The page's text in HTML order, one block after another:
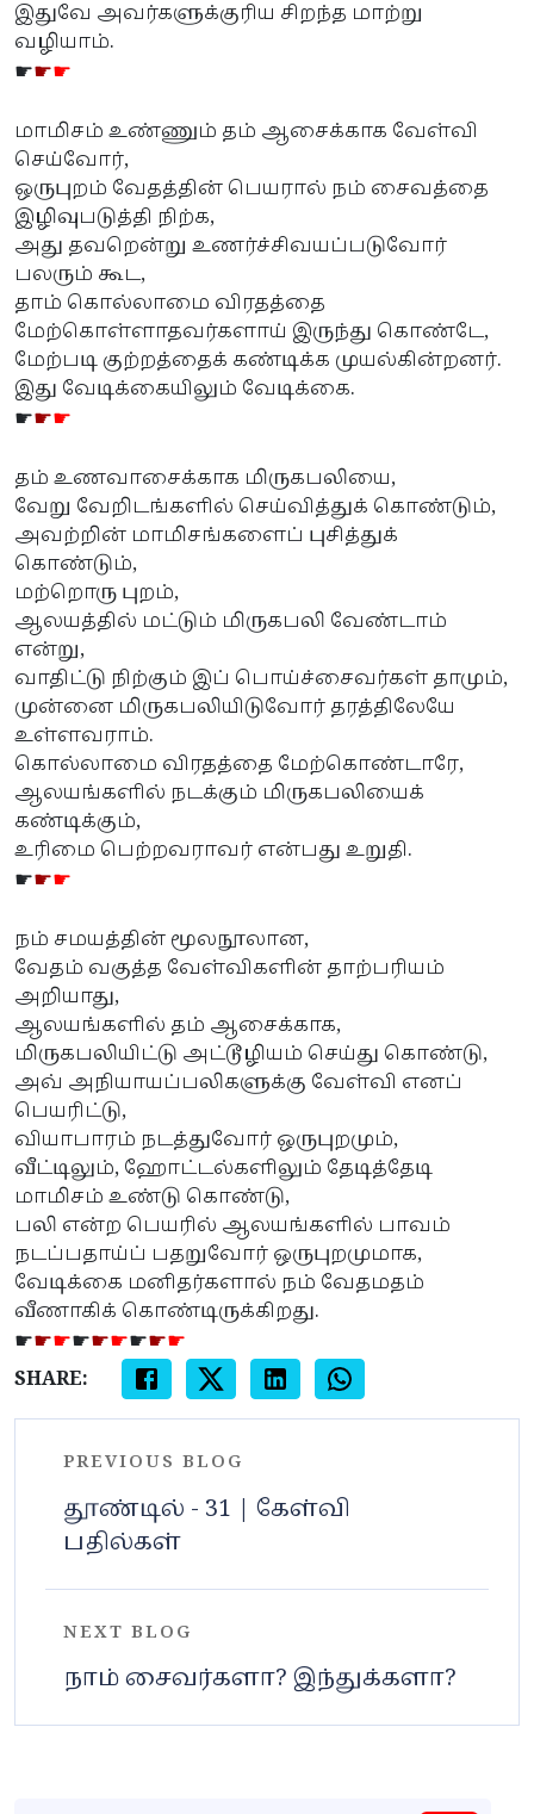
இதுவே அவர்களுக்குரிய சிறந்த மாற்று
வழியாம்.
☛☛☛
மாமிசம் உண்ணும் தம் ஆசைக்காக வேள்வி
செய்வோர்,
ஒருபுறம் வேதத்தின் பெயரால் நம் சைவத்தை
இழிவுபடுத்தி நிற்க,
அது தவறென்று உணர்ச்சிவயப்படுவோர்
பலரும் கூட,
தாம் கொல்லாமை விரதத்தை
மேற்கொள்ளாதவர்களாய் இருந்து கொண்டே,
மேற்படி குற்றத்தைக் கண்டிக்க முயல்கின்றனர்.
இது வேடிக்கையிலும் வேடிக்கை.
☛☛☛
தம் உணவாசைக்காக மிருகபலியை,
வேறு வேறிடங்களில் செய்வித்துக் கொண்டும்,
அவற்றின் மாமிசங்களைப் புசித்துக்
கொண்டும்,
மற்றொரு புறம்,
ஆலயத்தில் மட்டும் மிருகபலி வேண்டாம்
என்று,
வாதிட்டு நிற்கும் இப் பொய்ச்சைவர்கள் தாமும்,
முன்னை மிருகபலியிடுவோர் தரத்திலேயே
உள்ளவராம்.
கொல்லாமை விரதத்தை மேற்கொண்டாரே,
ஆலயங்களில் நடக்கும் மிருகபலியைக்
கண்டிக்கும்,
உரிமை பெற்றவராவர் என்பது உறுதி.
☛☛☛
நம் சமயத்தின் மூலநூலான,
வேதம் வகுத்த வேள்விகளின் தாற்பரியம்
அறியாது,
ஆலயங்களில் தம் ஆசைக்காக,
மிருகபலியிட்டு அட்டூழியம் செய்து கொண்டு,
அவ் அநியாயப்பலிகளுக்கு வேள்வி எனப்
பெயரிட்டு,
வியாபாரம் நடத்துவோர் ஒருபுறமும்,
வீட்டிலும், ஹோட்டல்களிலும் தேடித்தேடி
மாமிசம் உண்டு கொண்டு,
பலி என்ற பெயரில் ஆலயங்களில் பாவம்
நடப்பதாய்ப் பதறுவோர் ஒருபுறமுமாக,
வேடிக்கை மனிதர்களால் நம் வேதமதம்
வீணாகிக் கொண்டிருக்கிறது.
☛☛☛☛☛☛☛☛☛
SHARE:
PREVIOUS BLOG
தூண்டில் - 31 | கேள்வி
பதில்கள்
NEXT BLOG
நாம் சைவர்களா? இந்துக்களா?